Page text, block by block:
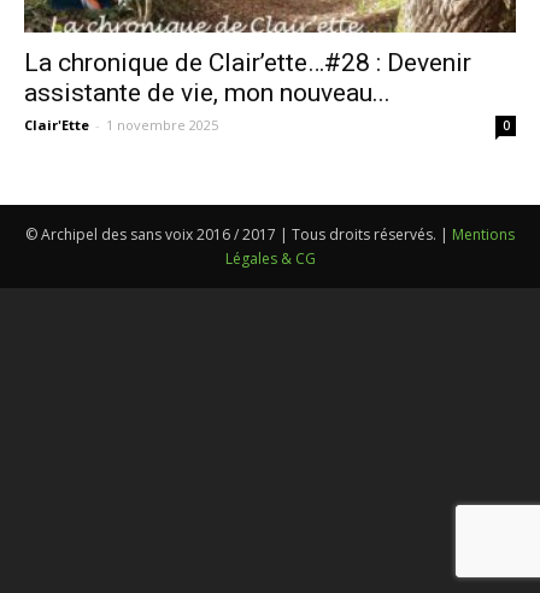
La chronique de Clair’ette…#28 : Devenir
assistante de vie, mon nouveau...
Clair'Ette - 1 novembre 2025 0
© Archipel des sans voix 2016 / 2017 | Tous droits réservés. | Mentions
Légales & CG